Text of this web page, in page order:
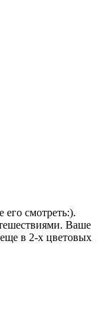
смотреть:).
Ваше
в 2-х цветовых